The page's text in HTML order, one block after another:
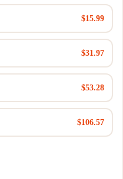
$15.99
$31.97
$53.28
$106.57